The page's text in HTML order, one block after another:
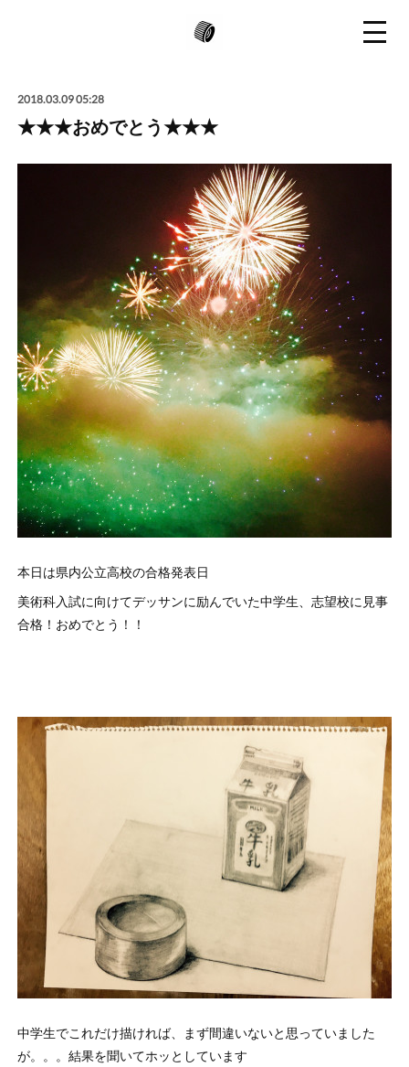
2018.03.09 05:28
★★★おめでとう★★★
本日は県内公立高校の合格発表日
美術科入試に向けてデッサンに励んでいた中学生、志望校に見事
合格！おめでとう！！
中学生でこれだけ描ければ、まず間違いないと思っていました
が。。。結果を聞いてホッとしています